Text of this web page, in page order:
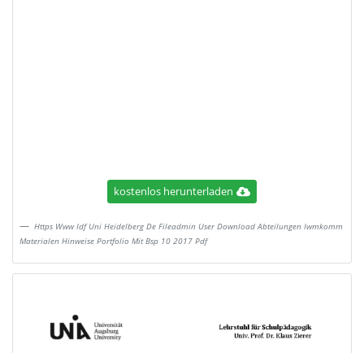
kostenlos herunterladen
Https Www Idf Uni Heidelberg De Fileadmin User Download Abteilungen Iwmkomm
Materialen Hinweise Portfolio Mit Bsp 10 2017 Pdf